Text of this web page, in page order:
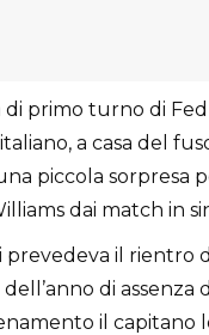
primo turno di
a casa del
piccola sorpresa
dai match in
prevedeva il rientro
di
il capitano